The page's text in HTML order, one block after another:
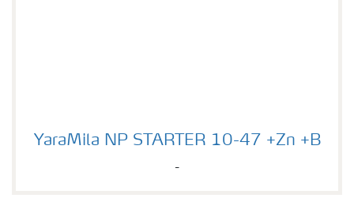
YaraMila NP STARTER 10-47 +Zn +B
-